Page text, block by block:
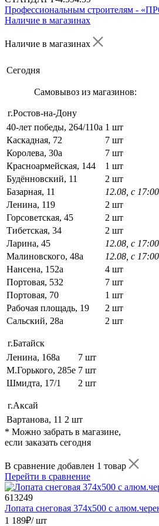
Профессиональным строителям -
Наличие в магазинах
Наличие в магазинах
Сегодня
Самовывоз из магазинов:
г.Ростов-на-Дону
40-лет победы, 264/110а 1 шт
Каскадная, 72
7 шт
Королева, 30а
7 шт
Красноармейская, 144
1 шт
Будённовский, 11
2 шт
Базарная, 11
12.08, с
Ленина, 119
2 шт
Горсоветская, 45
2 шт
Тибетская, 34
2 шт
Ларина, 45
12.08, с
Малиновского, 48а
12.08, с
Нансена, 152а
4 шт
Портовая, 532
7 шт
Портовая, 70
1 шт
Рабочая площадь, 19
2 шт
Сальский, 28a
2 шт
г.Батайск
Ленина, 168а
7 шт
М.Горького, 285е 7 шт
Шмидта, 17/1
2 шт
г.Аксай
Вартанова, 11 2 шт
* Можно забрать в магазине,
если заказать сегодня
В сравнение добавлен 1 товар
Перейти в сравнение
613249
Лопата снеговая 374х500 с
1 189₽/ шт